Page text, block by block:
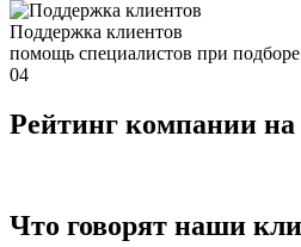
Поддержка клиентов
помощь специалистов при подборе
04
Рейтинг компании
Что говорят наши